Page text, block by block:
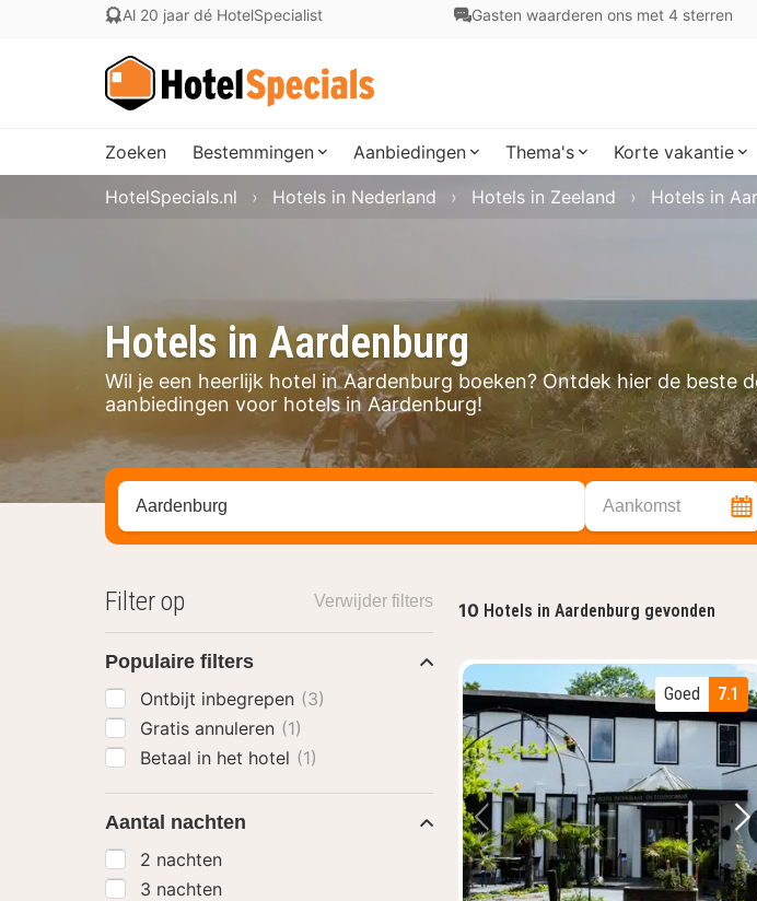
Al 20 jaar dé HotelSpecialist Gasten waarderen ons met 4 sterren
Zoeken Bestemmingen Aanbiedingen Thema's Korte vakantie
Hotels in Aardenburg
Wil je een heerlijk hotel in Aardenburg boeken? Ontdek hier de beste
aanbiedingen voor hotels in Aardenburg!
HotelSpecials.nl Hotels in Nederland Hotels in Zeeland Hotels in
Zoek op hotel, regio of stad Aankomst
10 Hotels in Aardenburg gevonden
Vorige foto
7.1
Goed
Filter op Verwijder filters
Populaire filters
Ontbijt inbegrepen (3)
Gratis annuleren (1)
Betaal in het hotel (1)
Aantal nachten
2 nachten
3 nachten